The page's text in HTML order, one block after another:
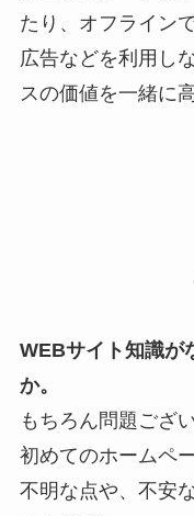
たり、オフライン
広告などを利用し
スの価値を一緒に
WEBサイト知識が
か。
もちろん問題ござ
初めてのホームペ
不明な点や、不安